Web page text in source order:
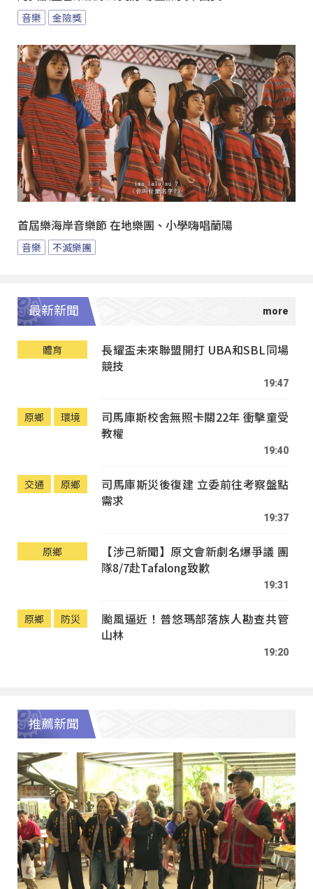
音樂 金險獎
首屆樂海岸音樂節 在地樂團、小學嗨唱蘭陽
音樂 不滅樂團
最新新聞
體育
長耀盃未來聯盟開打 UBA和SBL同場
競技
19:47
原鄉 環境
司馬庫斯校舍無照卡關22年 衝擊童受
教權
19:40
交通 原鄉
司馬庫斯災後復建 立委前往考察盤點
需求
19:37
原鄉
【涉己新聞】原文會新劇名爆爭議 團
隊8/7赴Tafalong致歉
19:31
原鄉 防災
颱風逼近！普悠瑪部落族人勘查共管
山林
19:20
推薦新聞